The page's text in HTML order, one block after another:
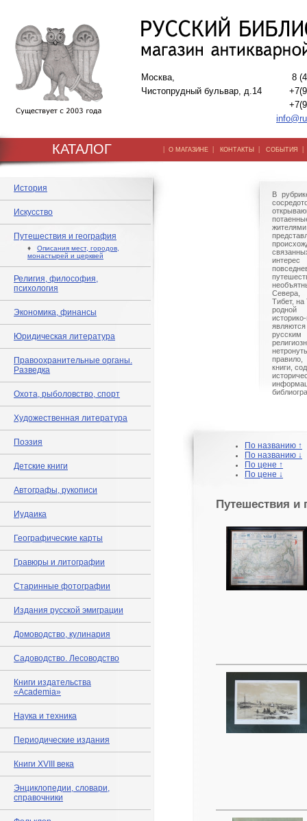
Москва,
Чистопрудный бульвар, д.14
8
КАТАЛОГ | О МАГАЗИНЕ | КОНТАКТЫ | СОБЫТИЯ
История
Искусство
Путешествия и география
♦ Описания мест, городов,
монастырей и церквей
Религия, философия,
психология
Экономика, финансы
Юридическая литература
Правоохранительные органы.
Разведка
Охота, рыболовство, спорт
Художественная литература
Поэзия
Детские книги
Автографы, рукописи
Иудаика
Географические карты
Гравюры и литографии
Старинные фотографии
Издания русской эмиграции
Домоводство, кулинария
Садоводство. Лесоводство
Книги издательства
«Academia»
Наука и техника
Периодические издания
Книги XVIII века
Энциклопедии, словари,
справочники
В
Севера,
Тибет,
родной
правило,
книги,
По названию ↑
По названию ↓
По цене ↑
По цене ↓
Путешествия и